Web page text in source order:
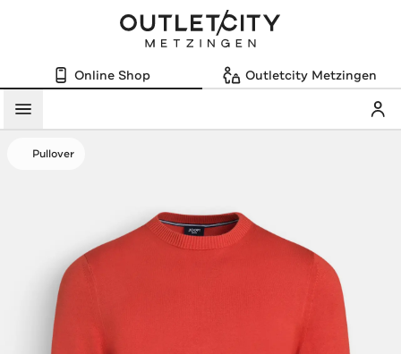
Online Shop Outletcity Metzingen
Menü
Pullover